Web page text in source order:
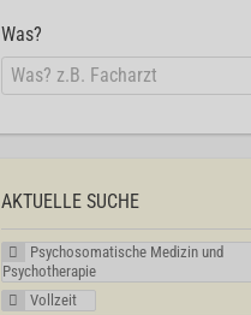
Was?
AKTUELLE SUCHE
Psychosomatische Medizin und
Psychotherapie
Vollzeit